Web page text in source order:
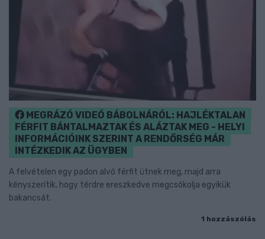
MEGRÁZÓ VIDEÓ BÁBOLNÁRÓL: HAJLÉKTALAN
FÉRFIT BÁNTALMAZTAK ÉS ALÁZTAK MEG - HELYI
INFORMÁCIÓINK SZERINT A RENDŐRSÉG MÁR
INTÉZKEDIK AZ ÜGYBEN
A felvételen egy padon alvó férfit ütnek meg, majd arra
kényszerítik, hogy térdre ereszkedve megcsókolja egyikük
bakancsát.
1 hozzászólás